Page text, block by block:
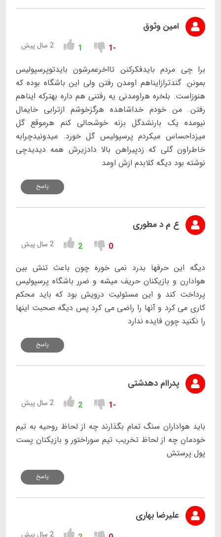
امین وثوق
-1
1 2 سال پیش
برا چی مردم بایدفکرکنن تااخرعمرشون بایدتوپرسپولیس
بمونن. گندترازایناهم اومدن رفتن ولی این باشگاه بوده که
هنوزاست. بلخره هراومدنی یه رفتنی هم داره بهترکه ایناهم
رفتن. من خودم خداشاهده هرگزخوشم ازترابی خایمال
نیومده یک بارنشدگل بزنه خوشحالی کنم هرموقع گل
میزداحساس میکردم پرسپولیس گل خورد. میدونیدچرابه
خاطراون گلی که زدپیراهن بالا دادزیرش همه دیدیدچی
نوشته بود دیگه کلابدم ازش اومد
پاسخ
ع م د مطوری
0
2 2 سال پیش
دیگه این حرفها بدرد نمی خوره چون باعث تنش بین
هوادارن و بازیکنان حریف میشه و ضرر باشگاه پرسپولیس
پرداخت کند و این مسئولیت درویش بود که باید محکم
کاری می کرد و آنها را راضی می کرد پس دیگه صحبت اینها
را نکنید چون فایده ندارد
پاسخ
پدراام دهدشتی
-1
2 2 سال پیش
باید هواداران سنگ تمام بگذارند چه از لحاظ روحیه به تیم
خودمان چه از لحاظ تخریب تیم سوراختور و بازیکنان پست
پول پرستش
پاسخ
علیرضا بهاری
2 سال پیش